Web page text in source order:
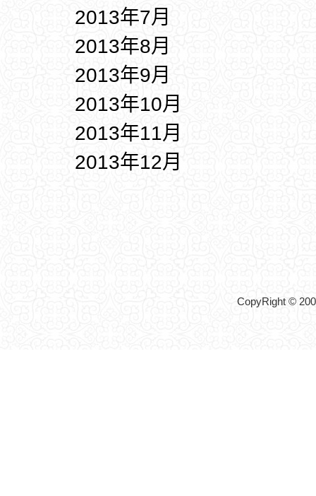
2013年7月
2013年8月
2013年9月
2013年10月
2013年11月
2013年12月
CopyRight ©